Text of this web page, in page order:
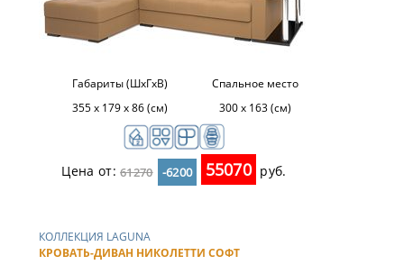
Габариты (ШхГхВ)
355 х 179 х 86 (см)
Спальное место
300 х 163 (см)
Цена от:61270 -6200 55070 руб.
КОЛЛЕКЦИЯ LAGUNA
КРОВАТЬ-ДИВАН НИКОЛЕТТИ СОФТ